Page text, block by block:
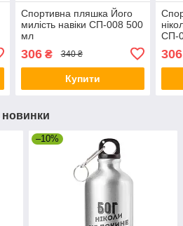
Спортивна пляшка Його
милість навіки СП-008 500
мл
306₴ 340 ₴
Купити
СП-
306
новинки
–10%